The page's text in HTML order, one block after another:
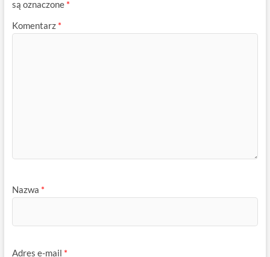
są oznaczone *
Komentarz *
Nazwa *
Adres e-mail *